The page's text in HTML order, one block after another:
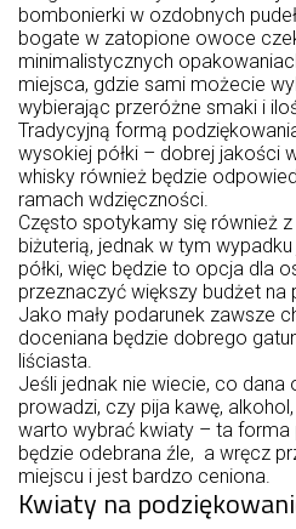
bombonierki w ozdobnych
bogate w zatopione owoce
minimalistycznych
miejsca, gdzie sami możecie
wybierając przeróżne smaki i
Tradycyjną formą
wysokiej półki – dobrej jakości
whisky również będzie
ramach wdzięczności.
Często spotykamy się również
biżuterią, jednak w tym
półki, więc będzie to opcja dla
przeznaczyć większy budżet na
Jako mały podarunek zawsze
doceniana będzie dobrego
liściasta.
Jeśli jednak nie wiecie, co dana
prowadzi, czy pija kawę,
warto wybrać kwiaty – ta forma
będzie odebrana źle, a wręcz
miejscu i jest bardzo ceniona.
Kwiaty na